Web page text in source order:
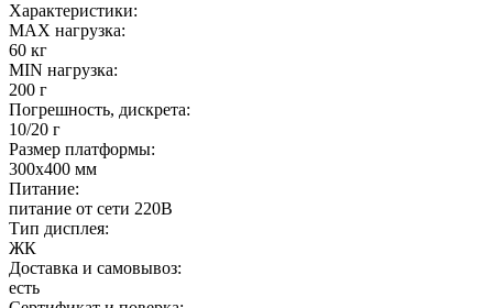
Характеристики:
MAX нагрузка:
60 кг
MIN нагрузка:
200 г
Погрешность, дискрета:
10/20 г
Размер платформы:
300х400 мм
Питание:
питание от сети 220В
Тип дисплея:
ЖК
Доставка и самовывоз:
есть